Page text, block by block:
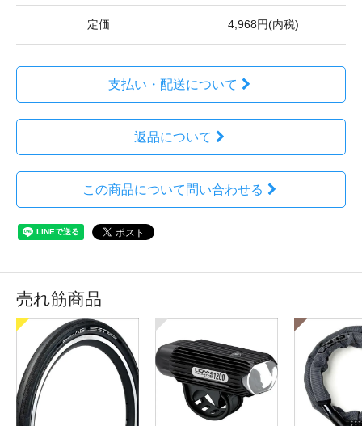
定価 4,968円(内税)
支払い・配送について
返品について
この商品について問い合わせる
売れ筋商品